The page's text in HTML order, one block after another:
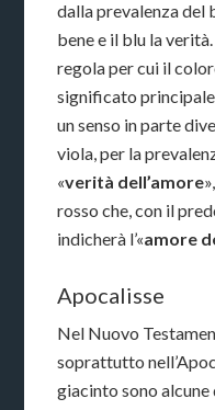
dalla prevalenza del
bene e il blu la
regola per cui il
significato
un senso in parte
viola, per la
«verità dell’amore
rosso che, con il
indicherà l’«amore
Apocalisse
Nel Nuovo
soprattutto
giacinto sono